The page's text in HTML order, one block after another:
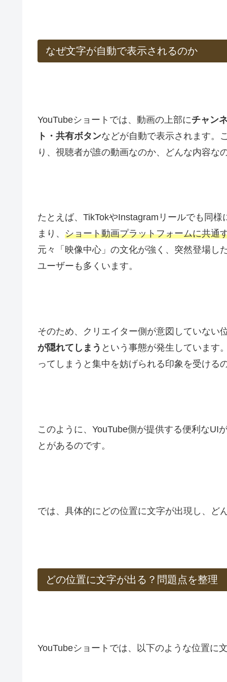
なぜ文字が自動で表示されるのか
YouTubeショートでは、動画の上部にチャン
ト・共有ボタンなどが自動で表示されます。
り、視聴者が誰の動画なのか、どんな内容な
たとえば、TikTokやInstagramリールでも同
まり、 ショート動画プラットフォームに共通
元々「映像中心」の文化が強く、突然登場し
ユーザーも多くいます。
そのため、クリエイター側が意図していない
が隠れてしまう という事態が発生しています
ってしまうと集中を妨げられる印象を受ける
このように、YouTube側が提供する便利なUI
とがあるのです。
では、具体的にどの位置に文字が出現し、ど
どの位置に文字が出る？問題点を整理
YouTubeショートでは、以下のような位置に